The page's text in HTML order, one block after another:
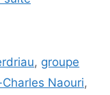
, groupe
Naouri,